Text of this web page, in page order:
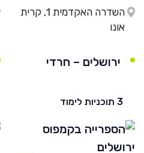
השדרה האקדמית 1, קרית
אונו
ירושלים – חרדי
3 תוכניות לימוד